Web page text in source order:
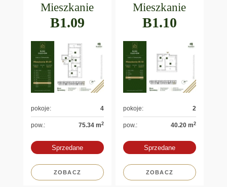
Mieszkanie
B1.09
pokoje: 4
pow.: 75.34 m2
Sprzedane
ZOBACZ
Mieszkanie
B1.10
pokoje: 2
pow.: 40.20 m2
Sprzedane
ZOBACZ